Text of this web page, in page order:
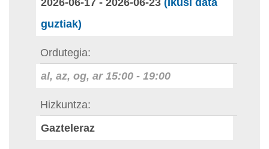
2026-06-17 - 2026-06-23 (Ikusi data
guztiak)
Ordutegia
al, az, og, ar 15:00 - 19:00
Hizkuntza
Gazteleraz